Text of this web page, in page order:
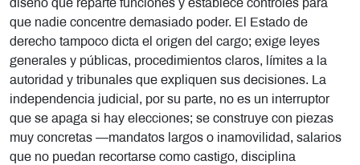
diseño que reparte funciones y establece controles para
que nadie concentre demasiado poder. El Estado de
derecho tampoco dicta el origen del cargo; exige leyes
generales y públicas, procedimientos claros, límites a la
autoridad y tribunales que expliquen sus decisiones. La
independencia judicial, por su parte, no es un interruptor
que se apaga si hay elecciones; se construye con piezas
muy concretas —mandatos largos o inamovilidad, salarios
que no puedan recortarse como castigo, disciplina